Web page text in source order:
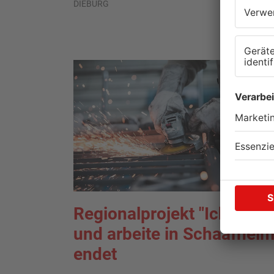
DIEBURG
Regionalprojekt "Ich lebe
und arbeite in
endet